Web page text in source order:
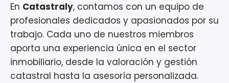
En Catastraly, contamos con un equipo de
profesionales dedicados y apasionados por su
trabajo. Cada uno de nuestros miembros
aporta una experiencia única en el sector
inmobiliario, desde la valoración y gestión
catastral hasta la asesoría personalizada.